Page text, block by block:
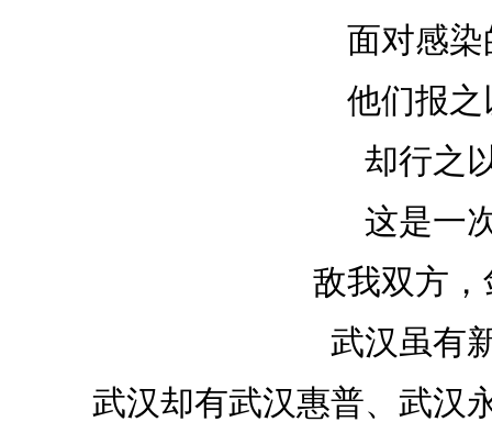
面对感
他们报
却行之
这是一
敌我双方
武汉虽有
武汉却有武汉惠普、武汉